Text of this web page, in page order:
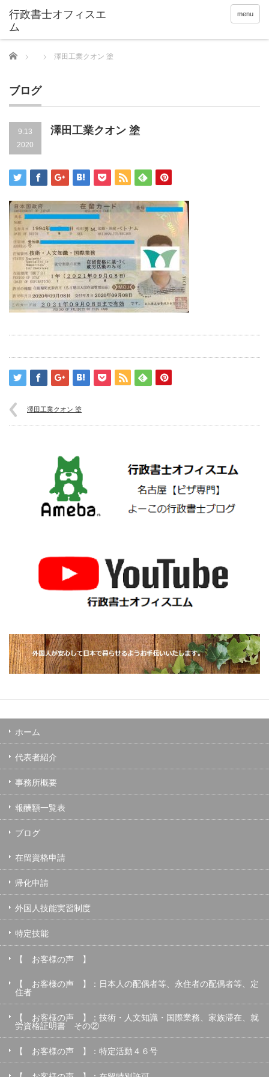
menu
Home 澤田工業クオン 塗
ブログ
9.13
2020
澤田工業クオン 塗
澤田工業クオン 塗
ホーム
代表者紹介
事務所概要
報酬額一覧表
ブログ
在留資格申請
帰化申請
外国人技能実習制度
特定技能
【 お客様の声 】
【 お客様の声 】：日本人の配偶者等、永住者の配偶者等、定
住者
【 お客様の声 】：技術・人文知識・国際業務、家族滞在、就
労資格証明書 その②
【 お客様の声 】：特定活動４６号